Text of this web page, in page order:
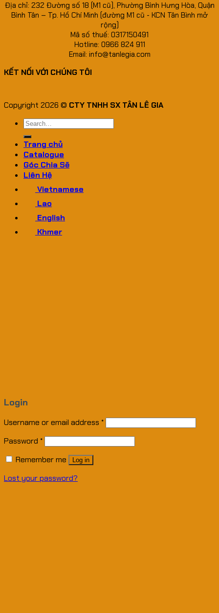
Địa chỉ: 232 Đường số 18 (M1 cũ), Phường Bình Hưng Hòa, Quận
Bình Tân – Tp. Hồ Chí Minh (đường M1 cũ - KCN Tân Bình mở
rộng)
Mã số thuế: 0317150491
Hotline: 0966 824 911
Email: info@tanlegia.com
KẾT NỐI VỚI CHÚNG TÔI
Copyright 2026 © CTY TNHH SX TÂN LÊ GIA
Search
for:
Trang chủ
Catalogue
Góc Chia Sẽ
Liên Hệ
Vietnamese
Lao
English
Khmer
Login
Username or email address *
Password *
Remember me
Log in
Lost your password?